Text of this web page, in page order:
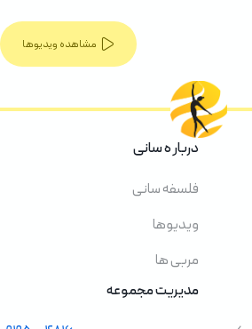
مشاهده ویدیوها
دربار ه سانی
فلسفه سانی
ویدیوها
مربی ها
مدیریت مجموعه